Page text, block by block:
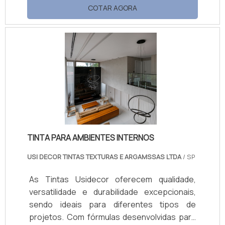
prevenindo rachaduras. Hidro-repelente,
forma uma barreira contra a umidade,
protegendo superfícies externas e internas.
O produto reduz a temperatura das
superfícies ao refletir raios solares, melhora
o conforto térmico e combate o mofo,
mantendo ambientes saudáveis. Com ótima
cobertura, fácil aplicação e manutenção,
está disponível em embalagens de 18L e 3,6L.
COTAR AGORA
TINTA PARA AMBIENTES INTERNOS
USI DECOR TINTAS TEXTURAS E ARGAMSSAS LTDA/ SP
As Tintas Usidecor oferecem qualidade,
versatilidade e durabilidade excepcionais,
sendo ideais para diferentes tipos de
projetos. Com fórmulas desenvolvidas para